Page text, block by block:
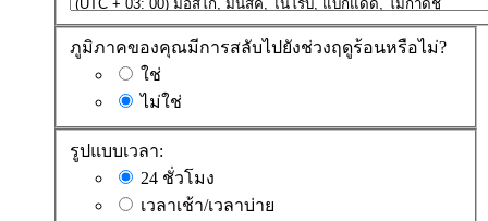
ภูมิภาคของคุณมีการสลับไปยังช่วงฤดูร้อนหรือไม่?
ใช่
ไม่ใช่
รูปแบบเวลา:
24 ชั่วโมง
เวลาเช้า/เวลาบ่าย